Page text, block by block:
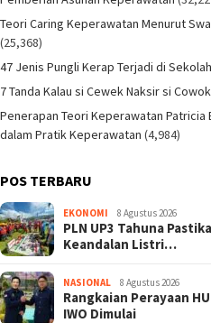
Teori Caring Keperawatan Menurut
(25,368)
47 Jenis Pungli Kerap Terjadi di Sekolah
7 Tanda Kalau si Cewek Naksir si Cowok
Penerapan Teori Keperawatan Patricia
dalam Pratik Keperawatan (4,984)
POS TERBARU
EKONOMI 8 Agustus 2026
PLN UP3 Tahuna
Keandalan Listri…
NASIONAL 8 Agustus 2026
Rangkaian Perayaan
IWO Dimulai